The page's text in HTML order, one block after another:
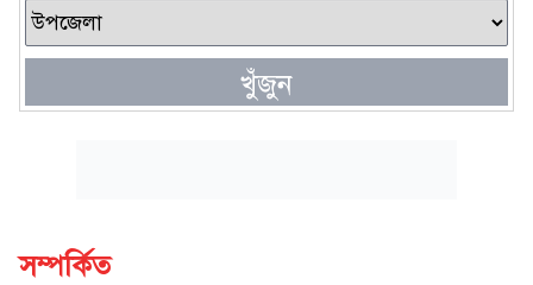
খুঁজুন
সম্পর্কিত